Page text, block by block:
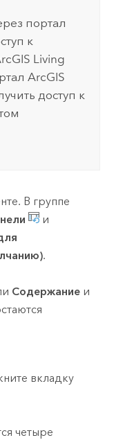
портал
к
Living
ArcGIS
доступ к
В группе
и
.
Содержаниеи
вкладку
четыре